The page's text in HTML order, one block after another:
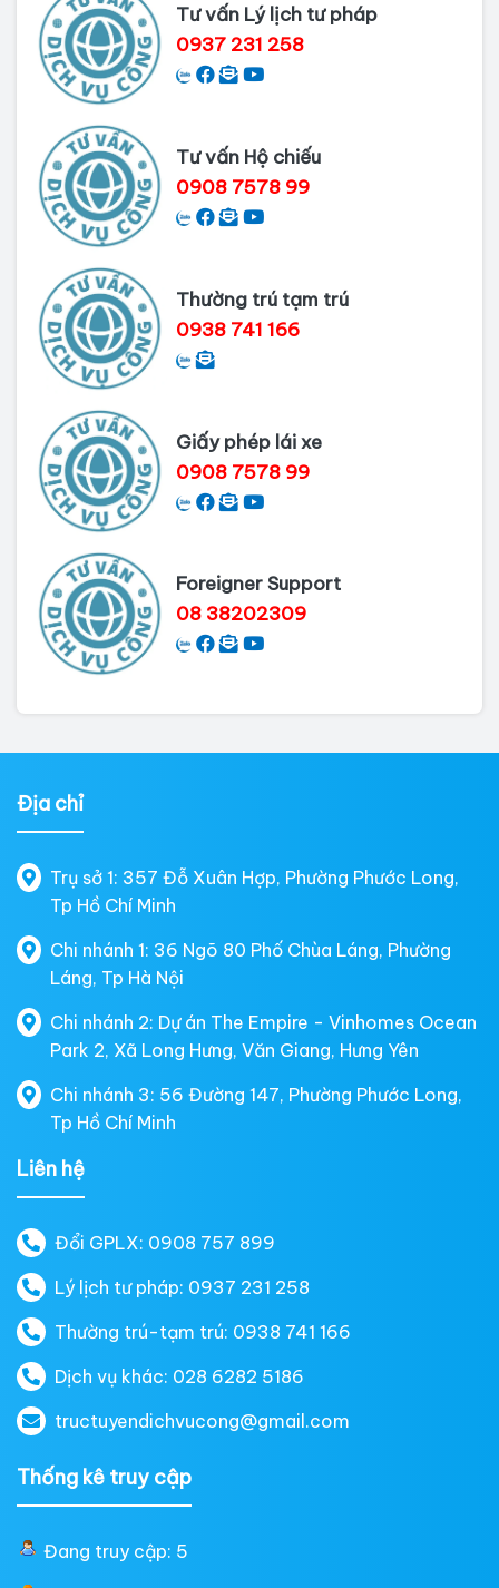
Dịch vụ làm phiếu lý lịch tư pháp
cho người nước ngoài
Dương
Dịch vụ Lý lịch tư pháp tại Cần Thơ
Tư vấn Lý lịch tư pháp
0937 231 258
Tư vấn Hộ chiếu
0908 7578 99
Thường trú tạm trú
0938 741 166
Giấy phép lái xe
0908 7578 99
Foreigner Support
08 38202309
Địa chỉ
Trụ sở 1: 357 Đỗ Xuân Hợp, Phường Phước Long,
Tp Hồ Chí Minh
Chi nhánh 1: 36 Ngõ 80 Phố Chùa Láng, Phường
Láng, Tp Hà Nội
Chi nhánh 2: Dự án The Empire - Vinhomes Ocean
Park 2, Xã Long Hưng, Văn Giang, Hưng Yên
Chi nhánh 3: 56 Đường 147, Phường Phước Long,
Tp Hồ Chí Minh
Liên hệ
Đổi GPLX: 0908 757 899
Lý lịch tư pháp: 0937 231 258
Thường trú-tạm trú: 0938 741 166
Dịch vụ khác: 028 6282 5186
tructuyendichvucong@gmail.com
Thống kê truy cập
Đang truy cập: 5